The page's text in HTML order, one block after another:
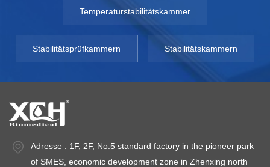
Temperaturstabilitätskammer
Stabilitätsprüfkammern Stabilitätskammern
Adresse : 1F, 2F, No.5 standard factory in the pioneer park
of SMES, economic development zone in Zhenxing north